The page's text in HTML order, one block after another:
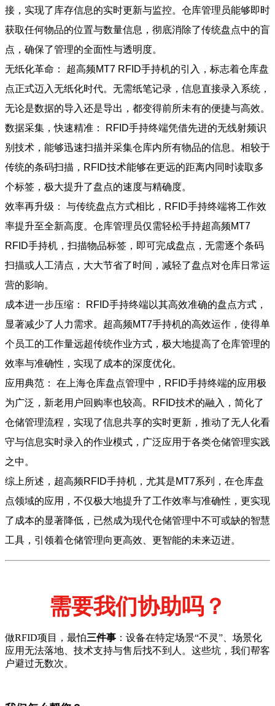
接，实现了库存信息的实时更新与监控。仓库管理员能够即时
获取任何物品的位置与数量信息，彻底消除了传统盘点中的盲
点，确保了管理的全面性与透明度。
无纸化革命： 超高频MT7 RFID手持机的引入，标志着仓库盘
点正式迈入无纸化时代。无需纸笔记录，信息直接录入系统，
无论是数据的导入还是导出，都变得前所未有的便捷与高效。
数据采集，快速精准： RFID手持终端凭借先进的无线射频识
别技术，能够迅速扫描并采集仓库内所有物品的信息。相较于
传统的条码扫描，RFID技术能够在更远的距离内同时读取多
个标签，极大提升了盘点的速度与精确度。
效率再升级： 与传统盘点方式相比，RFID手持终端将工作效
率提升至全新高度。仓库管理员仅需轻松手持超高频MT7
RFID手持机，扫描物品标签，即可完成盘点，无需逐个条码
扫描或人工清点，大大节省了时间，减轻了盘点对仓库日常运
营的影响。
成本进一步压缩： RFID手持终端以其高效准确的盘点方式，
显著减少了人力需求。超高频MT7手持机的高效运作，使得单
个员工的工作量远超传统作业方式，极大地提高了仓库管理的
效率与准确性，实现了成本的深度优化。
应用典范： 在上海仓库盘点管理中，RFID手持终端的应用极
为广泛，新老用户回购率也较高。RFID技术的融入，简化了
仓储管理流程，实现了信息共享的实时更新，推动了无人化看
守与信息实时录入的作业模式，广泛应用于各类仓储管理实践
之中。
综上所述，超高频RFID手持机，尤其是MT7系列，在仓库盘
点领域的应用，不仅极大地提升了工作效率与准确性，更实现
了成本的显著降低，已然成为现代仓储管理中不可或缺的智慧
工具，引领着仓储管理向更高效、更智能的未来迈进。
需要我们协助吗？
做RFID项目，最怕三件事 ：设备在特定场景“不灵”、场景化
应用无法落地、技术支持与售后找不到人。这些坑，我们帮客
户避过无数次。